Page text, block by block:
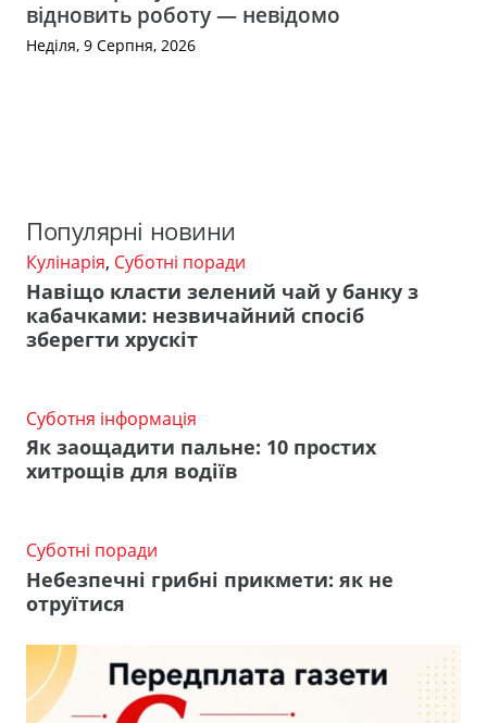
відновить роботу — невідомо
Неділя, 9 Серпня, 2026
Популярні новини
Кулінарія, Суботні поради
Навіщо класти зелений чай у банку з
кабачками: незвичайний спосіб
зберегти хрускіт
Суботня інформація
Як заощадити пальне: 10 простих
хитрощів для водіїв
Суботні поради
Небезпечні грибні прикмети: як не
отруїтися